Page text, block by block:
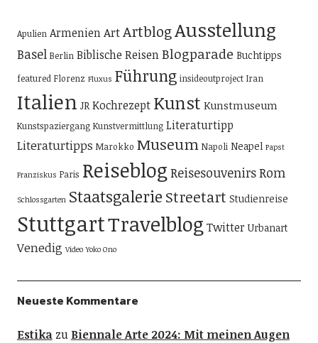
Apulien ArmenienArtArtblogAusstellung
Basel Berlin Biblische ReisenBlogparade Buchtipps
featured Florenz Fluxus Führung insideoutproject Iran
Italien JR Kochrezept Kunst Kunstmuseum
Kunstspaziergang Kunstvermittlung Literaturtipp
Literaturtipps Marokko Museum Napoli Neapel Papst
Franziskus Paris Reiseblog ReisesouvenirsRom
Schlossgarten Staatsgalerie Streetart Studienreise
StuttgartTravelblog Twitter Urbanart
Venedig Video Yoko Ono
Neueste Kommentare
Estikazu Biennale Arte 2024: Mit meinen Augen